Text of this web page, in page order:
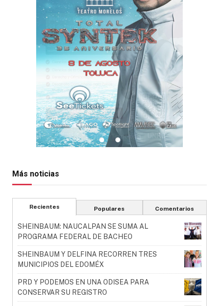
Más noticias
Recientes Populares Comentarios
SHEINBAUM: NAUCALPAN SE SUMA AL
PROGRAMA FEDERAL DE BACHEO
SHEINBAUM Y DELFINA RECORREN TRES
MUNICIPIOS DEL EDOMÉX
PRD Y PODEMOS EN UNA ODISEA PARA
CONSERVAR SU REGISTRO